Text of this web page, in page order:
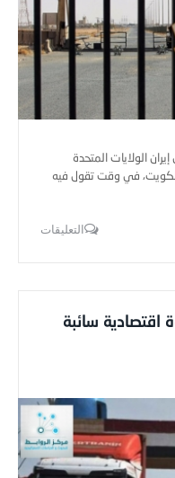
الولايات المتحدة
في وقت تقول فيه
التعليقات
اقتصادية سائبة